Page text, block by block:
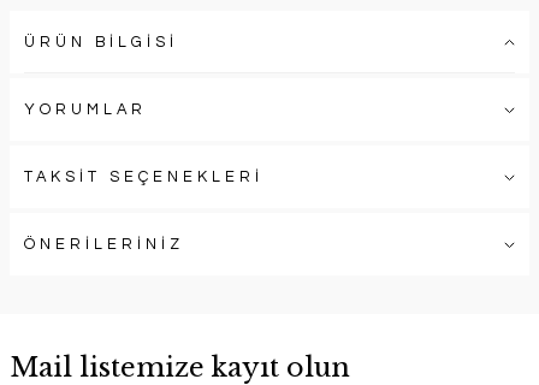
ÜRÜN BİLGİSİ
YORUMLAR
TAKSİT SEÇENEKLERİ
ÖNERİLERİNİZ
Mail listemize kayıt olun